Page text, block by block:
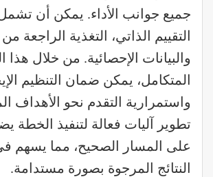
جميع جوانب الأداء. يمكن أن
التقييم الذاتي، التغذية الراجعة
والبيانات الإحصائية. من خلال هذا
المتكامل، يمكن ضمان التنظيم
واستمرارية التقدم نحو الأهداف
تطوير آليات فعالة لتنفيذ الخطة
على المسار الصحيح، مما يسهم
النتائج المرجوة بصورة مستدامة.